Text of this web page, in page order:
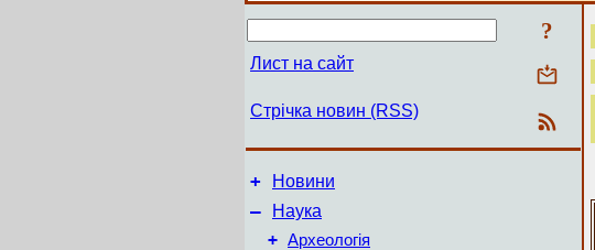
?
Лист на сайт
Стрічка новин (RSS)
+ Новини
–
Наука
+ Археологія